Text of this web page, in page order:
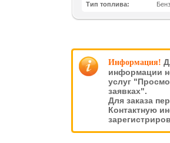
Тип топлива:
Информация!
информации
услуг
заявках".
Для заказа
Контактную